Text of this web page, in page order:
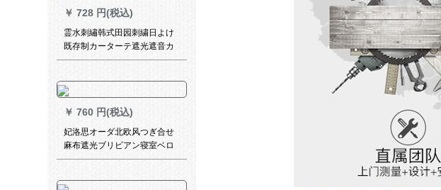
ダ・カーン・テュー
￥ 728 円(税込)
霊水刺繡韩式田园刺繍日よけ
既存制カーターテ遮光遮音カ
ーテーレンレンレンレンレン
の子の出窓ベレスト寝室リビ
オンカーンンンンテム太阳花-
カーン1.5幅メトル*2.7高
￥ 760 円(税込)
妃洛思オーダ北欧风つぎ合せ
麻布遮光ブリビアン寝室ベロ
ンダ遮光カーベルベル-布(打孔